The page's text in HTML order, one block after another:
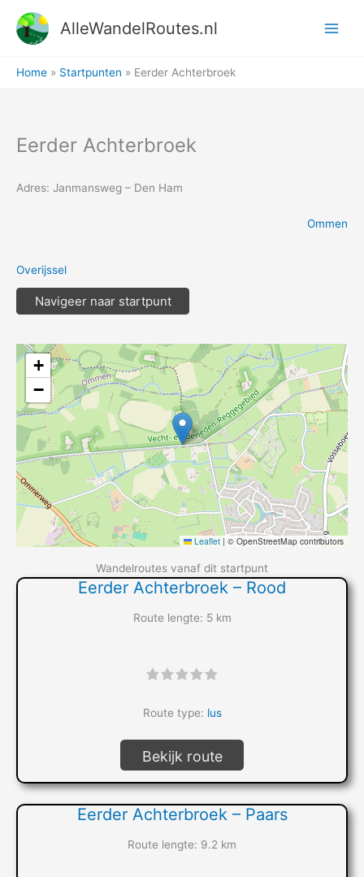
naar
AlleWandelRoutes.nl
Home Startpunten Eerder Achterbroek
Eerder Achterbroek
Adres: Janmansweg – Den Ham
Ommen
Overijssel
Navigeer naar startpunt
+
−
Leaflet | © OpenStreetMap contributors
Wandelroutes vanaf dit startpunt
Eerder Achterbroek – Rood
Route lengte: 5 km
Route type: lus
Bekijk route
Eerder Achterbroek – Paars
Route lengte: 9.2 km